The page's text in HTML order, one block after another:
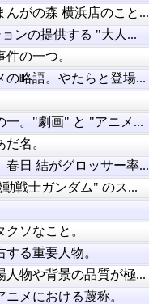
んがの森 横浜店のこと...
ンの提供する "大人...
の一つ。
の略語。やたらと登場...
一。"劇画" と "アニメ...
名。
春日 結がグロッサー率...
戦士ガンダム" のス...
ソなこと。
る重要人物。
人物や背景の品質が極...
メにおける蔑称。